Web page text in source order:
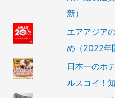
新）
エアアジア
め（2022年
日本一のホ
ルスコイ！